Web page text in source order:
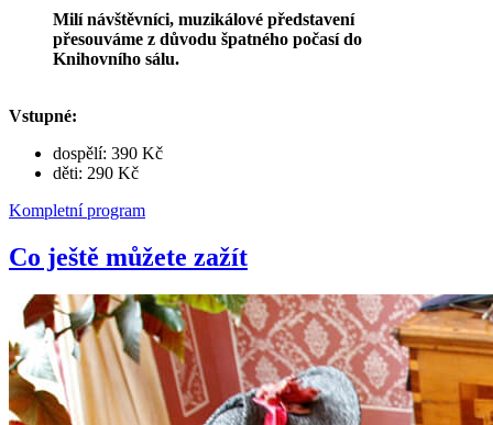
Milí návštěvníci, muzikálové představení
přesouváme z důvodu špatného počasí do
Knihovního sálu.
Vstupné:
dospělí: 390 Kč
děti: 290 Kč
Kompletní program
Co ještě můžete zažít